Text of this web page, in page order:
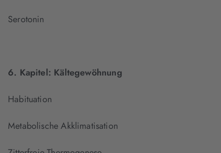
Serotonin
6. Kapitel: Kältegewöhnung
Habituation
Metabolische Akklimatisation